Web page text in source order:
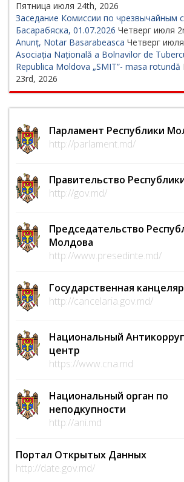
Пятница июля 24th, 2026
Заседание Комиссии по чрезвычайным
Басарабяска, 01.07.2026 Четверг июля
Anunț, Notar Basarabeasca Четверг
Asociația Națională a Bolnavilor de
Republica Moldova „SMIT”- masa rotundă
23rd, 2026
Парламент Республики
http://parlament.md/
Правительство
http://gov.md/
Председательство
Молдова
http://www.presedinte.md/
Государственная
http://cancelaria.gov.md/
Национальный
центр
https://www.cna.md
Национальный орган по
неподкупности
http://ani.md
Портал Открытых Данных
http://date.gov.md/